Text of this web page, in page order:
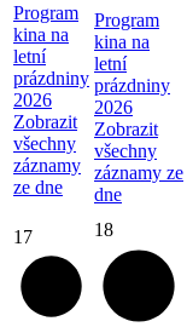
Program
kina na
letní
prázdniny
2026
Zobrazit
všechny
záznamy
ze dne
Program
kina na
letní
prázdniny
2026
Zobrazit
všechny
záznamy ze
dne
17 18